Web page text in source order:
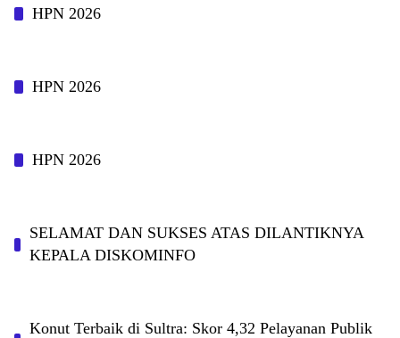
HPN 2026
HPN 2026
HPN 2026
SELAMAT DAN SUKSES ATAS DILANTIKNYA
KEPALA DISKOMINFO
Konut Terbaik di Sultra: Skor 4,32 Pelayanan Publik